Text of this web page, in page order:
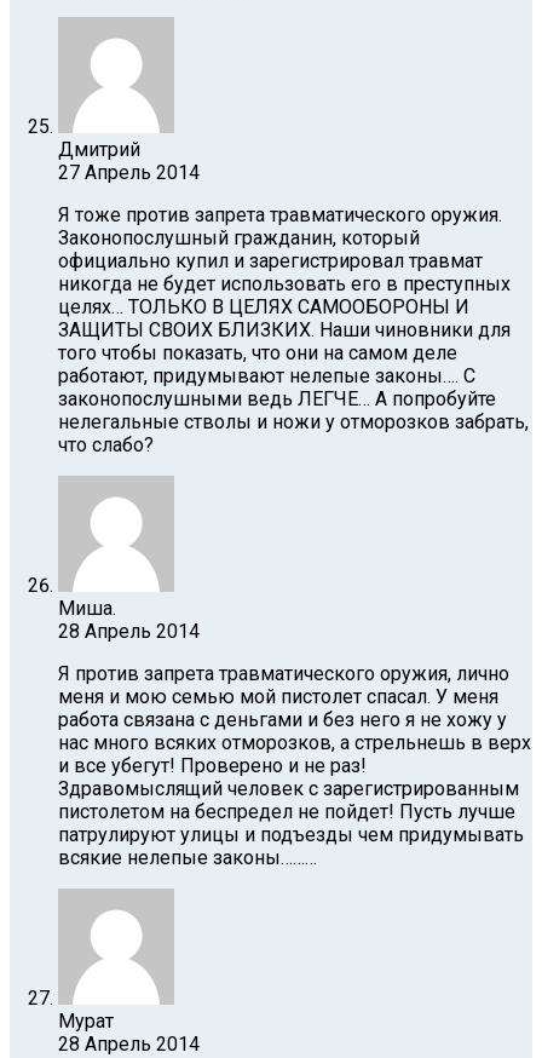
Дмитрий
27 Апрель 2014
Я тоже против запрета травматического оружия.
Законопослушный гражданин, который
официально купил и зарегистрировал травмат
никогда не будет использовать его в преступных
целях… ТОЛЬКО В ЦЕЛЯХ САМООБОРОНЫ И
ЗАЩИТЫ СВОИХ БЛИЗКИХ. Наши чиновники для
того чтобы показать, что они на самом деле
работают, придумывают нелепые законы…. С
законопослушными ведь ЛЕГЧЕ… А попробуйте
нелегальные стволы и ножи у отморозков забрать,
что слабо?
Миша.
28 Апрель 2014
Я против запрета травматического оружия, лично
меня и мою семью мой пистолет спасал. У меня
работа связана с деньгами и без него я не хожу у
нас много всяких отморозков, а стрельнешь в верх
и все убегут! Проверено и не раз!
Здравомыслящий человек с зарегистрированным
пистолетом на беспредел не пойдет! Пусть лучше
патрулируют улицы и подъезды чем придумывать
всякие нелепые законы………
Мурат
28 Апрель 2014